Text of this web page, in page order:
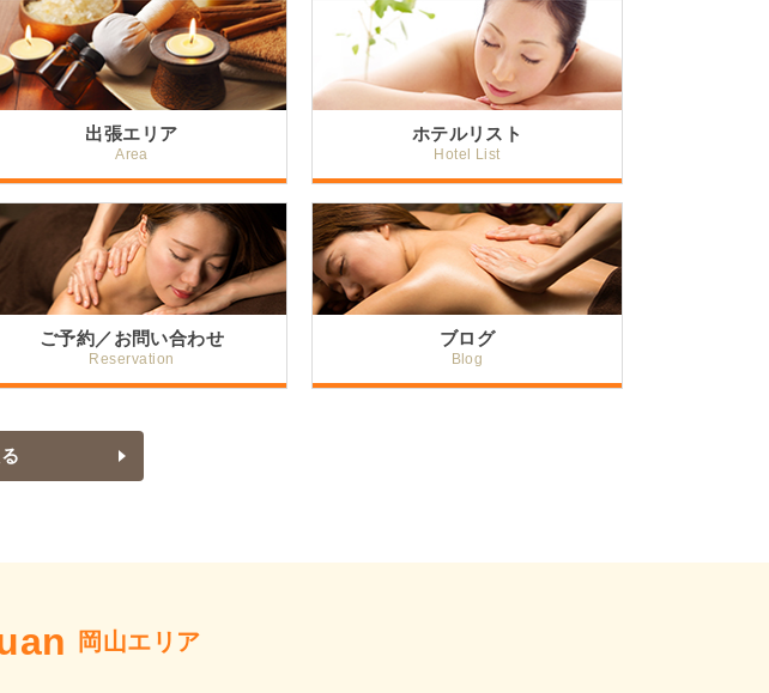
出張エリア
Area
ホテルリスト
Hotel List
ご予約／お問い合わせ
Reservation
ブログ
Blog
岡山エリア